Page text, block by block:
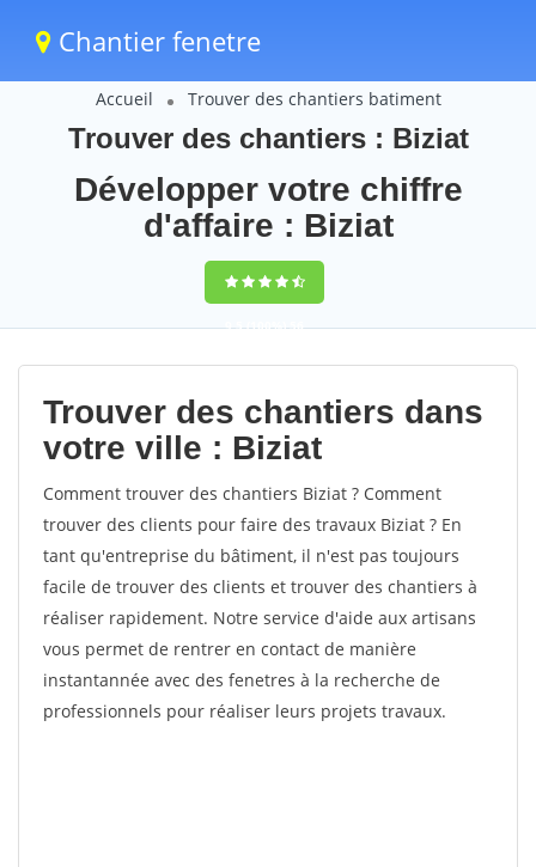
Chantier fenetre
Accueil Trouver des chantiers batiment
Trouver des chantiers : Biziat
Développer votre chiffre
d'affaire : Biziat
9,5(100%)56
votes
Trouver des chantiers dans
votre ville : Biziat
Comment trouver des chantiers Biziat ? Comment
trouver des clients pour faire des travaux Biziat ? En
tant qu'entreprise du bâtiment, il n'est pas toujours
facile de trouver des clients et trouver des chantiers à
réaliser rapidement. Notre service d'aide aux artisans
vous permet de rentrer en contact de manière
instantannée avec des fenetres à la recherche de
professionnels pour réaliser leurs projets travaux.